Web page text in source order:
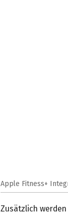
Apple Fitness+
Zusätzlich